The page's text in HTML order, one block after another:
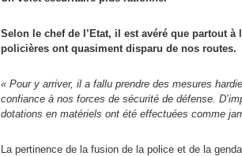
Selon le chef de l’Etat, il est avéré que partout
policières ont quasiment disparu de nos routes.
« Pour y arriver, il a fallu prendre des mesures
confiance à nos forces de sécurité de défense.
dotations en matériels ont été effectuées comme
La pertinence de la fusion de la police et de la